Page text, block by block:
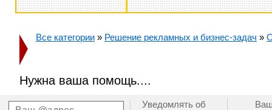
Все категории » Решение рекламных и бизнес-задач »
Нужна ваша помощь....
Уведомлять об